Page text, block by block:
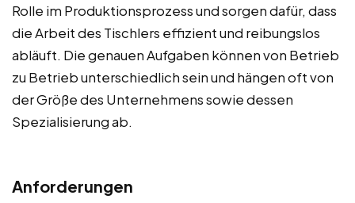
Rolle im Produktionsprozess und sorgen dafür, dass
die Arbeit des Tischlers effizient und reibungslos
abläuft. Die genauen Aufgaben können von Betrieb
zu Betrieb unterschiedlich sein und hängen oft von
der Größe des Unternehmens sowie dessen
Spezialisierung ab.
Anforderungen